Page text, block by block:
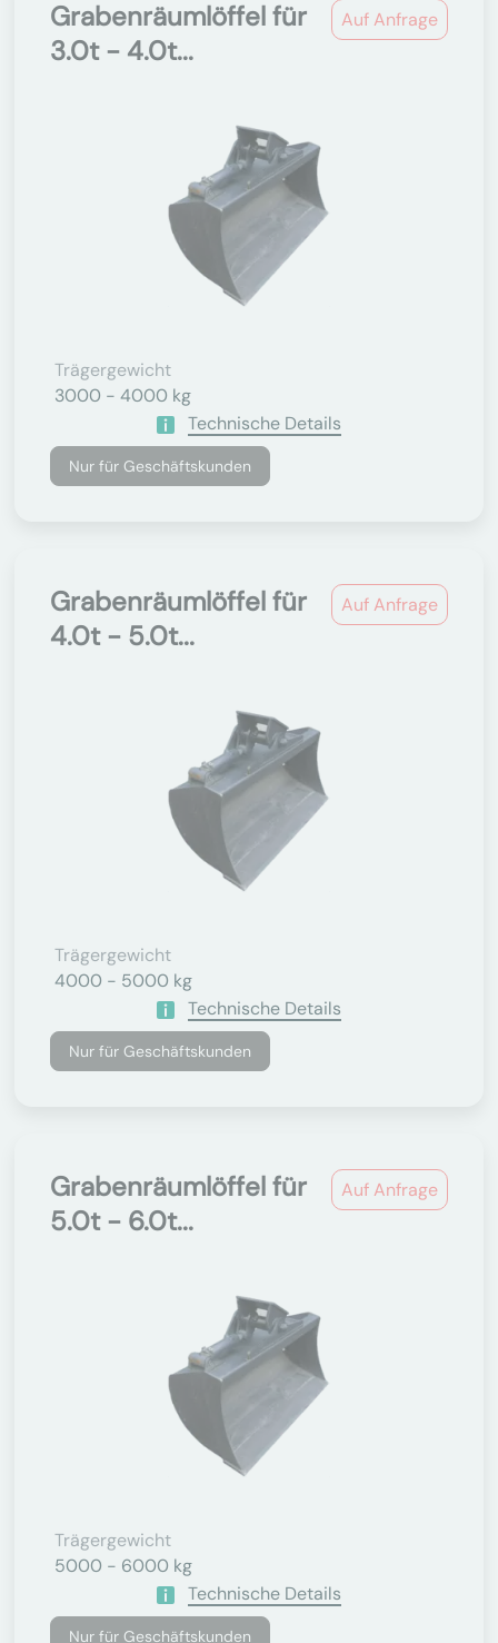
Auf Anfrage
Grabenräumlöffel für
3.0t - 4.0t...
Trägergewicht
3000 - 4000 kg
Technische Details
Nur für Geschäftskunden
Auf Anfrage
Grabenräumlöffel für
4.0t - 5.0t...
Trägergewicht
4000 - 5000 kg
Technische Details
Nur für Geschäftskunden
Auf Anfrage
Grabenräumlöffel für
5.0t - 6.0t...
Trägergewicht
5000 - 6000 kg
Technische Details
Nur für Geschäftskunden